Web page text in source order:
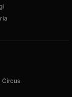
Circus